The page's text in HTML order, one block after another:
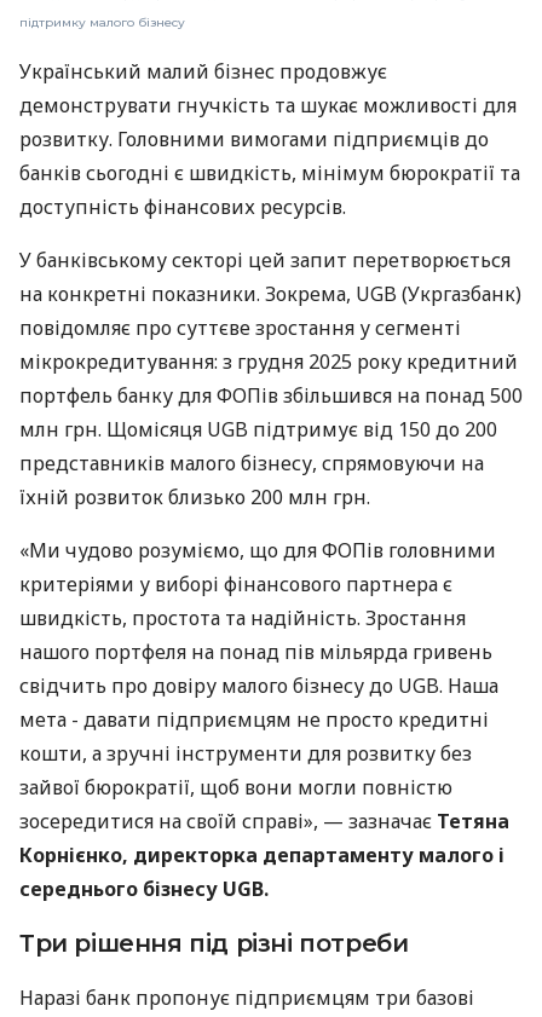
підтримку малого бізнесу
Український малий бізнес продовжує
демонструвати гнучкість та шукає можливості для
розвитку. Головними вимогами підприємців до
банків сьогодні є швидкість, мінімум бюрократії та
доступність фінансових ресурсів.
У банківському секторі цей запит перетворюється
на конкретні показники. Зокрема, UGB (Укргазбанк)
повідомляє про суттєве зростання у сегменті
мікрокредитування: з грудня 2025 року кредитний
портфель банку для ФОПів збільшився на понад 500
млн грн. Щомісяця UGB підтримує від 150 до 200
представників малого бізнесу, спрямовуючи на
їхній розвиток близько 200 млн грн.
«Ми чудово розуміємо, що для ФОПів головними
критеріями у виборі фінансового партнера є
швидкість, простота та надійність. Зростання
нашого портфеля на понад пів мільярда гривень
свідчить про довіру малого бізнесу до UGB. Наша
мета - давати підприємцям не просто кредитні
кошти, а зручні інструменти для розвитку без
зайвої бюрократії, щоб вони могли повністю
зосередитися на своїй справі», — зазначає Тетяна
Корнієнко, директорка департаменту малого і
середнього бізнесу UGB.
Три рішення під різні потреби
Наразі банк пропонує підприємцям три базові